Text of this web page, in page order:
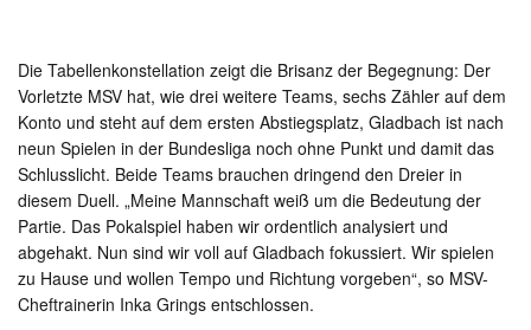
Die Tabellenkonstellation zeigt die Brisanz der Begegnung: Der
Vorletzte MSV hat, wie drei weitere Teams, sechs Zähler auf dem
Konto und steht auf dem ersten Abstiegsplatz, Gladbach ist nach
neun Spielen in der Bundesliga noch ohne Punkt und damit das
Schlusslicht. Beide Teams brauchen dringend den Dreier in
diesem Duell. „Meine Mannschaft weiß um die Bedeutung der
Partie. Das Pokalspiel haben wir ordentlich analysiert und
abgehakt. Nun sind wir voll auf Gladbach fokussiert. Wir spielen
zu Hause und wollen Tempo und Richtung vorgeben“, so MSV-
Cheftrainerin Inka Grings entschlossen.